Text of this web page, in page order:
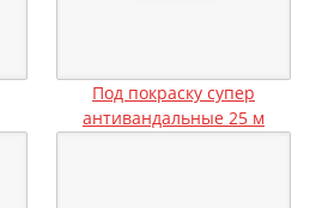
Под покраску супер
антивандальные 25 м